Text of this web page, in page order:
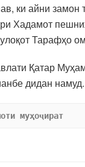
ки айни замон
Хадамот
Тарафҳо
Қатар
дидан намуд.
муҳоҷират